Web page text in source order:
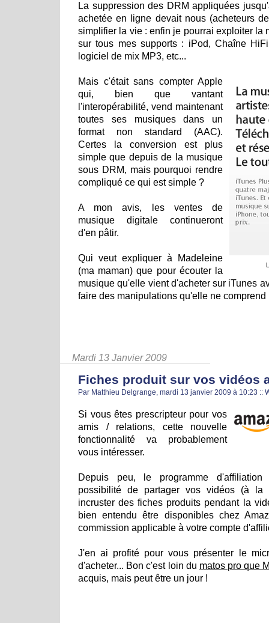
La suppression des DRM appliquées
achetée en ligne devait nous (acheteurs
simplifier la vie : enfin je pourrai exploiter la
sur tous mes supports : iPod, Chaîne
logiciel de mix MP3, etc...
Mais c'était sans compter Apple
qui, bien que vantant
l'interopérabilité, vend maintenant
toutes ses musiques dans un
format non standard (AAC).
Certes la conversion est plus
simple que depuis de la musique
sous DRM, mais pourquoi rendre
compliqué ce qui est simple ?
A mon avis, les ventes de
musique digitale continueront
d'en pâtir.
Qui veut expliquer à Madeleine
(ma maman) que pour écouter la
musique qu'elle vient d'acheter sur iTunes
faire des manipulations qu'elle ne comprend
Mardi 13 Janvier 2009
Fiches produit sur vos vidéos
Par Matthieu Delgrange, mardi 13 janvier 2009 à 10:23 ::
Si vous êtes prescripteur pour vos
amis / relations, cette nouvelle
fonctionnalité va probablement
vous intéresser.
Depuis peu, le programme
possibilité de partager vos vidéos (à la
incruster des fiches produits pendant la
bien entendu être disponibles chez
commission applicable à votre compte
J'en ai profité pour vous présenter le
d'acheter... Bon c'est loin du matos pro que
acquis, mais peut être un jour !